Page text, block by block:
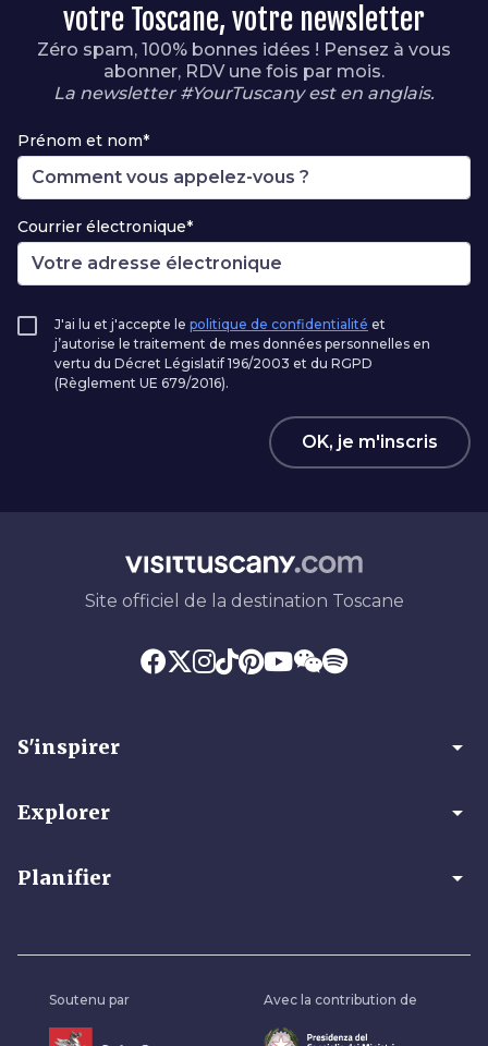
votre Toscane, votre newsletter
Zéro spam, 100% bonnes idées ! Pensez à vous
abonner, RDV une fois par mois.
La newsletter #YourTuscany est en anglais.
Prénom et nom*
Courrier électronique*
J'ai lu et j'accepte le politique de confidentialité et
j’autorise le traitement de mes données personnelles en
vertu du Décret Législatif 196/2003 et du RGPD
(Règlement UE 679/2016).
OK, je m'inscris
Site officiel de la destination Toscane
S'inspirer arrow_drop_down
Explorer arrow_drop_down
Planifier arrow_drop_down
Soutenu par Avec la contribution de